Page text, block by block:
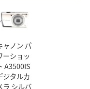
ャノン パ
ーショッ
A3500IS
ジタルカ
ラ シルバ